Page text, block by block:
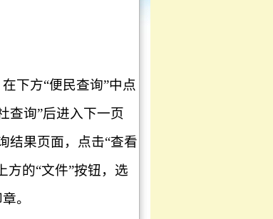
下方“便民查询”中点
查询”后进入下一页
结果页面，点击“查看
方的“文件”按钮，选
。